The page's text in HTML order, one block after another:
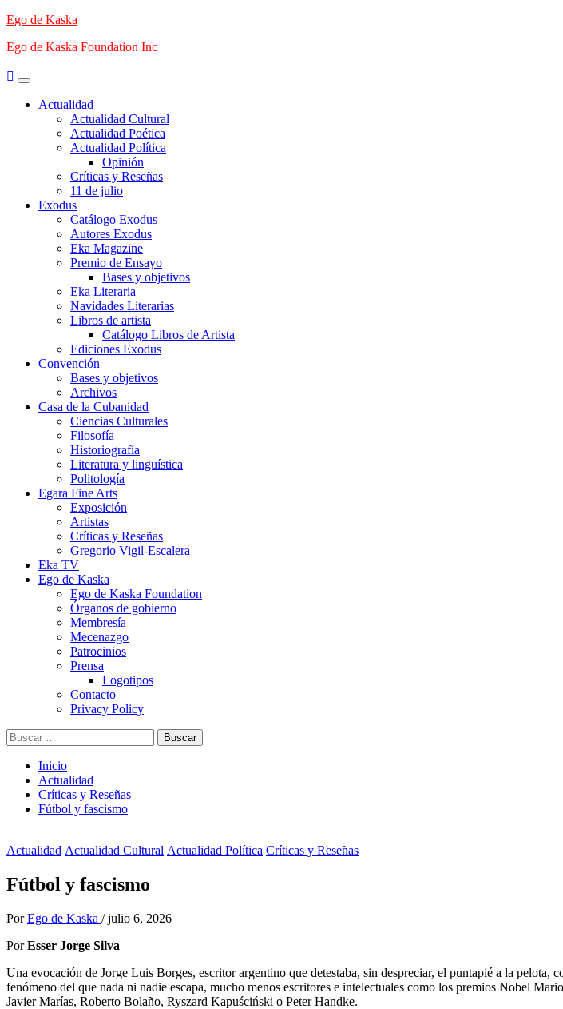
Saltar
contenido
Ego de Kaska
Ego de Kaska Foundation Inc
Menú
principal
Actualidad
Actualidad Cultural
Actualidad Poética
Actualidad Política
Opinión
Críticas y Reseñas
11 de julio
Exodus
Catálogo Exodus
Autores Exodus
Eka Magazine
Premio de Ensayo
Bases y objetivos
Eka Literaria
Navidades Literarias
Libros de artista
Catálogo Libros de Artista
Ediciones Exodus
Convención
Bases y objetivos
Archivos
Casa de la Cubanidad
Ciencias Culturales
Filosofía
Historiografía
Literatura y linguística
Politología
Egara Fine Arts
Exposición
Artistas
Críticas y Reseñas
Gregorio Vigil-Escalera
Eka TV
Ego de Kaska
Ego de Kaska Foundation
Órganos de gobierno
Membresía
Mecenazgo
Patrocinios
Prensa
Logotipos
Contacto
Privacy Policy
Buscar:
Inicio
Actualidad
Críticas y Reseñas
Fútbol y fascismo
Actualidad Actualidad Cultural Actualidad Política Críticas y Reseñas
Fútbol y fascismo
Por Ego de Kaska / julio 6, 2026
PorEsser Jorge Silva
Una evocación de Jorge Luis Borges, escritor argentino que detestaba, sin despreciar, el puntapié a la
fenómeno del que nada ni nadie escapa, mucho menos escritores e intelectuales como los premios Nobel
Javier Marías, Roberto Bolaño, Ryszard Kapuściński o Peter Handke.